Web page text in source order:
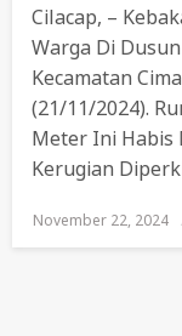
Cilacap, –
Warga Di
Kecamatan
(21/11/2024).
Meter Ini Habis
Kerugian
Posted
November 22, 2024